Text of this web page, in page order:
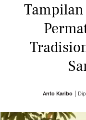
Tampilan
Anto Karibo